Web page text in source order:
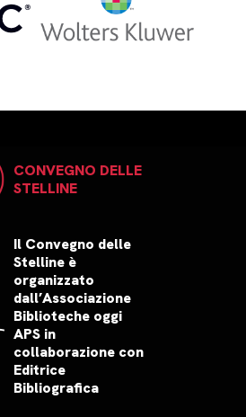
CONVEGNO DELLE
STELLINE
Il Convegno delle
Stelline è
organizzato
dall’Associazione
Biblioteche oggi
APS in
collaborazione con
Editrice
Bibliografica